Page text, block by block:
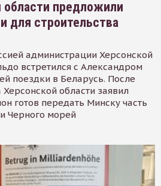
области предложили
для строительства
администрации Херсонской
встретился с Александром
поездки в Беларусь. После
Херсонской области заявил
готов передать Минску часть
Черного морей